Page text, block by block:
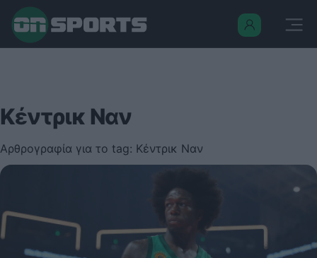
Κέντρικ Ναν
Αρθρογραφία για το tag: Κέντρικ Ναν